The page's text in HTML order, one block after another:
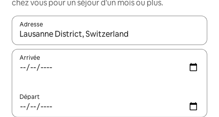
chez vous pour un séjour d'un mois ou plus.
Adresse
Lorsque les résultats s'affichent, utilisez les flèches vers le
Arrivée
Départ